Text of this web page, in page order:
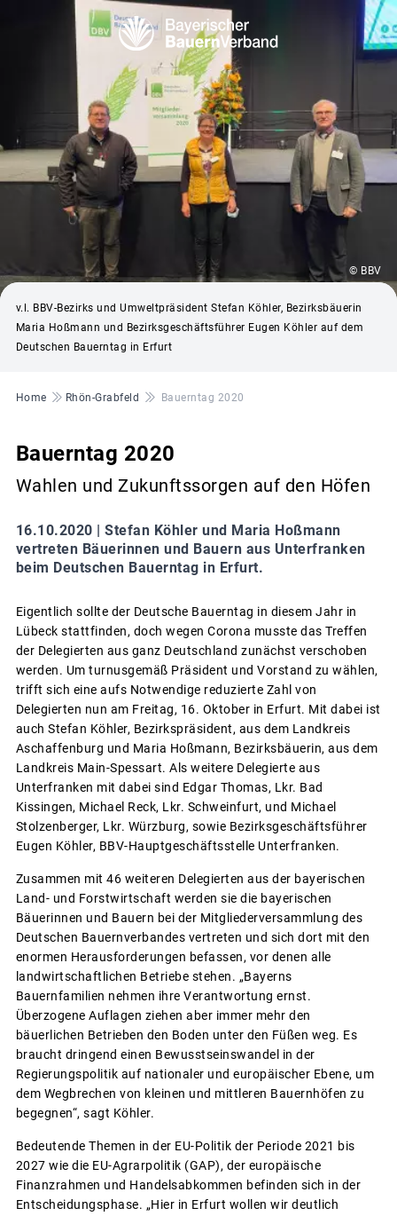
© BBV
v.l. BBV-Bezirks und Umweltpräsident Stefan Köhler, Bezirksbäuerin
Maria Hoßmann und Bezirksgeschäftsführer Eugen Köhler auf dem
Deutschen Bauerntag in Erfurt
Pfadnavigation
Home Rhön-Grabfeld Bauerntag 2020
Bauerntag 2020
Wahlen und Zukunftssorgen auf den Höfen
16.10.2020 | Stefan Köhler und Maria Hoßmann
vertreten Bäuerinnen und Bauern aus Unterfranken
beim Deutschen Bauerntag in Erfurt.
Eigentlich sollte der Deutsche Bauerntag in diesem Jahr in
Lübeck stattfinden, doch wegen Corona musste das Treffen
der Delegierten aus ganz Deutschland zunächst verschoben
werden. Um turnusgemäß Präsident und Vorstand zu wählen,
trifft sich eine aufs Notwendige reduzierte Zahl von
Delegierten nun am Freitag, 16. Oktober in Erfurt. Mit dabei ist
auch Stefan Köhler, Bezirkspräsident, aus dem Landkreis
Aschaffenburg und Maria Hoßmann, Bezirksbäuerin, aus dem
Landkreis Main-Spessart. Als weitere Delegierte aus
Unterfranken mit dabei sind Edgar Thomas, Lkr. Bad
Kissingen, Michael Reck, Lkr. Schweinfurt, und Michael
Stolzenberger, Lkr. Würzburg, sowie Bezirksgeschäftsführer
Eugen Köhler, BBV-Hauptgeschäftsstelle Unterfranken.
Zusammen mit 46 weiteren Delegierten aus der bayerischen
Land- und Forstwirtschaft werden sie die bayerischen
Bäuerinnen und Bauern bei der Mitgliederversammlung des
Deutschen Bauernverbandes vertreten und sich dort mit den
enormen Herausforderungen befassen, vor denen alle
landwirtschaftlichen Betriebe stehen. „Bayerns
Bauernfamilien nehmen ihre Verantwortung ernst.
Überzogene Auflagen ziehen aber immer mehr den
bäuerlichen Betrieben den Boden unter den Füßen weg. Es
braucht dringend einen Bewusstseinswandel in der
Regierungspolitik auf nationaler und europäischer Ebene, um
dem Wegbrechen von kleinen und mittleren Bauernhöfen zu
begegnen“, sagt Köhler.
Bedeutende Themen in der EU-Politik der Periode 2021 bis
2027 wie die EU-Agrarpolitik (GAP), der europäische
Finanzrahmen und Handelsabkommen befinden sich in der
Entscheidungsphase. „Hier in Erfurt wollen wir deutlich